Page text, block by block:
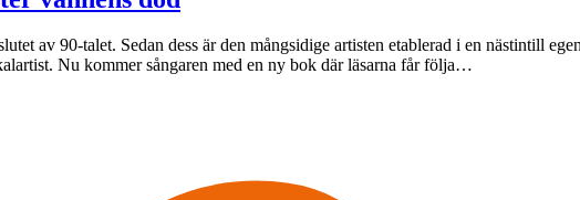
av 90-talet. Sedan dess är den mångsidige artisten etablerad i en nästintill
Nu kommer sångaren med en ny bok där läsarna får följa…